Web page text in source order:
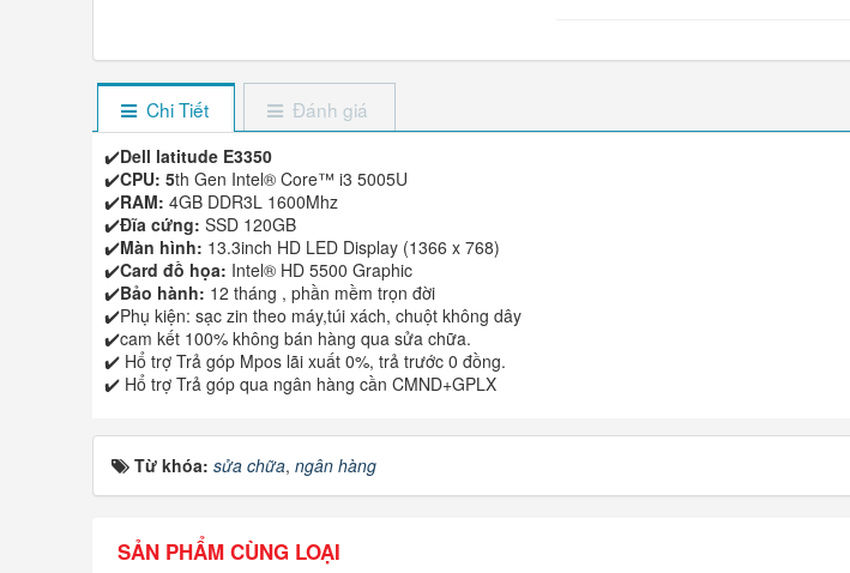
Chi Tiết Đánh giá
✔️Dell latitude E3350
✔️CPU: 5th Gen Intel® Core™ i3 5005U
✔️RAM: 4GB DDR3L 1600Mhz
✔️Đĩa cứng: SSD 120GB
✔️Màn hình: 13.3inch HD LED Display (1366 x 768)
✔️Card đồ họa: Intel® HD 5500 Graphic
✔️Bảo hành: 12 tháng , phần mềm trọn đời
✔️Phụ kiện: sạc zin theo máy,túi xách, chuột không dây
✔️cam kết 100% không bán hàng qua sửa chữa.
✔️ Hổ trợ Trả góp Mpos lãi xuất 0%, trả trước 0 đồng.
✔️ Hổ trợ Trả góp qua ngân hàng cần CMND+GPLX
Từ khóa: sửa chữa, ngân hàng
SẢN PHẨM CÙNG LOẠI